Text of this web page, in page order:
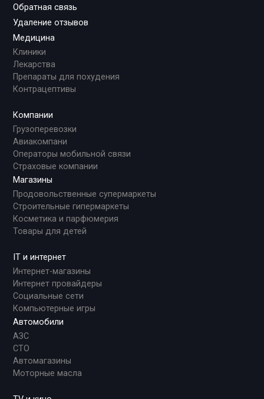
Обратная связь
Удаление отзывов
Медицина
Клиники
Лекарства
Препараты для похудения
Контрацептивы
Компании
Грузоперевозки
Авиакомпани
Операторы мобильной связи
Страховые компании
Магазины
Продовольственные супермаркеты
Строительные гипермаркеты
Косметика и парфюмерия
Товары для детей
IT и интернет
Интернет-магазины
Интернет провайдеры
Социальные сети
Компьютерные игры
Автомобили
АЗС
СТО
Автомагазины
Моторные масла